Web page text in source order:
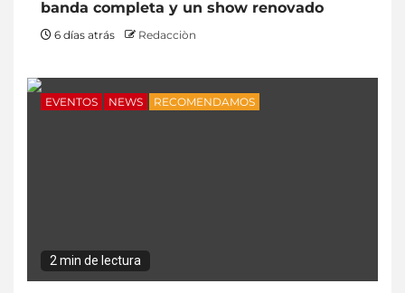
banda completa y un show renovado
6 días atrás Redacciòn
EVENTOS NEWS RECOMENDAMOS
2 min de lectura